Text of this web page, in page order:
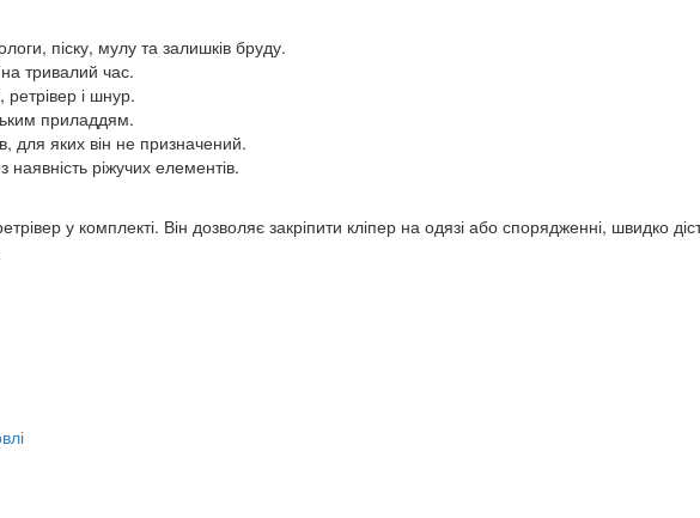
піску, мулу та залишків бруду.
тривалий час.
і шнур.
приладдям.
для яких він не призначений.
наявність ріжучих елементів.
у комплекті. Він дозволяє закріпити кліпер на одязі або спорядженні, швидко